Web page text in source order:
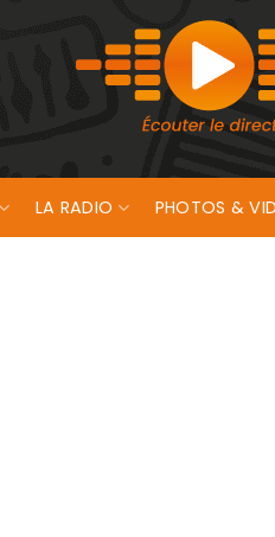
LA RADIO PHOTOS &